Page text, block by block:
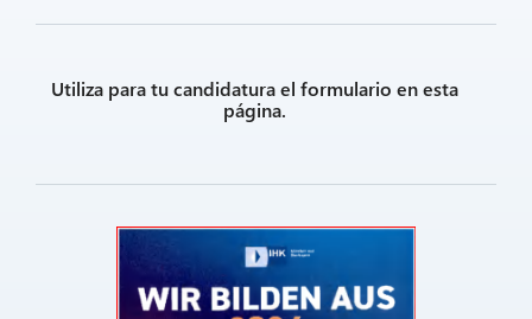
Utiliza para tu candidatura el formulario en esta
página.